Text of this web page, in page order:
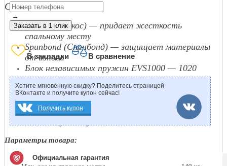
Состав:
Coconut (Кокос) — придает жесткость
спальному месту
Spunbond (Спанбонд) — защищает материалы
от износа
Блок независимых пружин EVS1000 — 1020
пружин на спальное место
Spunbond (Спанбонд) — защищает материалы
от износа
Coconut (Кокос) — придает жесткость
Параметры товара:
→
Заказать в 1 клик
В закладки В сравнение
Хотите мгновенную скидку? Поделитесь страницей
ВКонтакте и получите купон сейчас!
Получить купон
Официальная гарантия